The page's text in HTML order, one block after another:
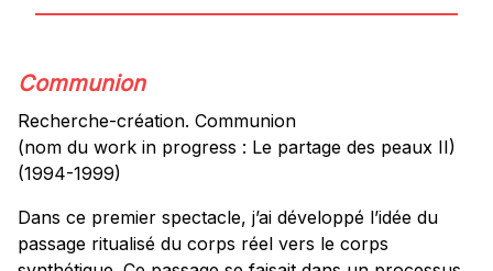
Communion
Recherche-création. Communion
(nom du work in progress : Le partage des peaux II)
(1994-1999)
Dans ce premier spectacle, j’ai développé l’idée du
passage ritualisé du corps réel vers le corps